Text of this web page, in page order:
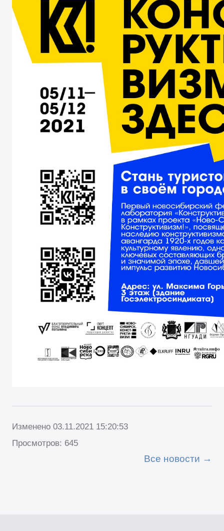
Изменено 03.11.2021 15:20:53
Просмотров: 645
Все новости